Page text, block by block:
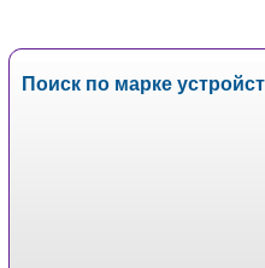
Поиск по марке